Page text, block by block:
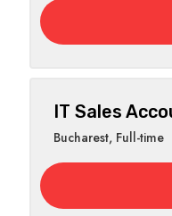
IT Sales
Bucharest, Full-time